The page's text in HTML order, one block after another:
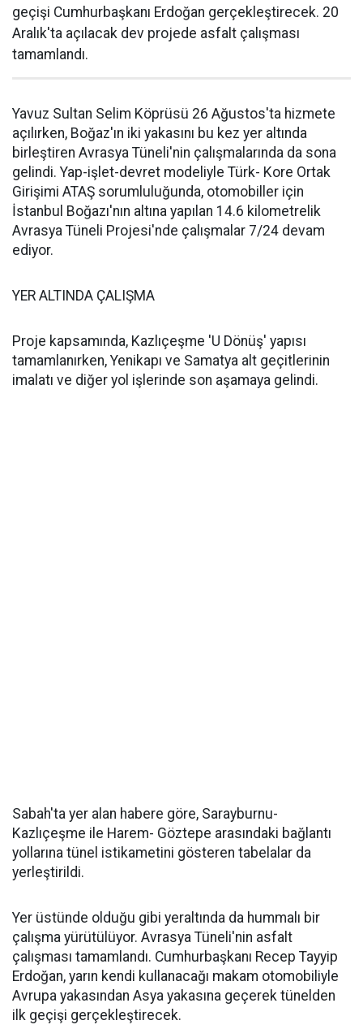
geçişi Cumhurbaşkanı Erdoğan gerçekleştirecek. 20
Aralık'ta açılacak dev projede asfalt çalışması
tamamlandı.
Yavuz Sultan Selim Köprüsü 26 Ağustos'ta hizmete
açılırken, Boğaz'ın iki yakasını bu kez yer altında
birleştiren Avrasya Tüneli'nin çalışmalarında da sona
gelindi. Yap-işlet-devret modeliyle Türk- Kore Ortak
Girişimi ATAŞ sorumluluğunda, otomobiller için
İstanbul Boğazı'nın altına yapılan 14.6 kilometrelik
Avrasya Tüneli Projesi'nde çalışmalar 7/24 devam
ediyor.
YER ALTINDA ÇALIŞMA
Proje kapsamında, Kazlıçeşme 'U Dönüş' yapısı
tamamlanırken, Yenikapı ve Samatya alt geçitlerinin
imalatı ve diğer yol işlerinde son aşamaya gelindi.
Sabah'ta yer alan habere göre, Sarayburnu-
Kazlıçeşme ile Harem- Göztepe arasındaki bağlantı
yollarına tünel istikametini gösteren tabelalar da
yerleştirildi.
Yer üstünde olduğu gibi yeraltında da hummalı bir
çalışma yürütülüyor. Avrasya Tüneli'nin asfalt
çalışması tamamlandı. Cumhurbaşkanı Recep Tayyip
Erdoğan, yarın kendi kullanacağı makam otomobiliyle
Avrupa yakasından Asya yakasına geçerek tünelden
ilk geçişi gerçekleştirecek.